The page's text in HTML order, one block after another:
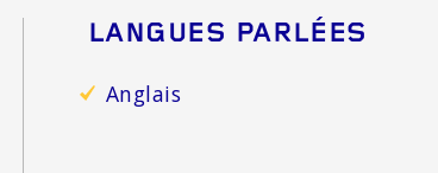
LANGUES PARLÉES
Anglais